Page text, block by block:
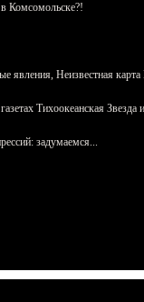
Комсомольске?!
явления, Неизвестная
Тихоокеанская
задумаемся...